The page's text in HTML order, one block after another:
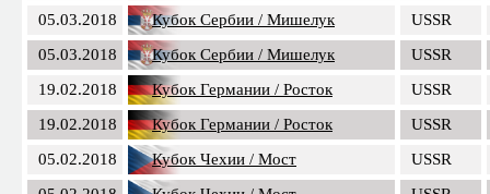
05.03.2018
Кубок Сербии / Мишелук
USSR
05.03.2018
Кубок Сербии / Мишелук
USSR
19.02.2018
Кубок Германии / Росток
USSR
19.02.2018
Кубок Германии / Росток
USSR
05.02.2018
Кубок Чехии / Мост
USSR